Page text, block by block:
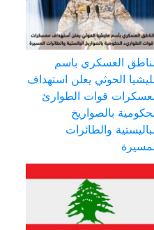
العسكري باسم
الحوثي يعلن استهداف
قوات الطوارئ
بالصواريخ
والطائرات